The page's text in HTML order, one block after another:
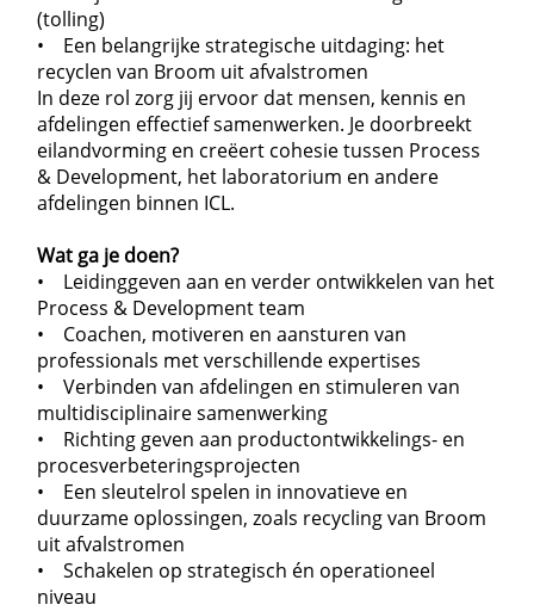
(tolling)
• Een belangrijke strategische uitdaging: het
recyclen van Broom uit afvalstromen
In deze rol zorg jij ervoor dat mensen, kennis en
afdelingen effectief samenwerken. Je doorbreekt
eilandvorming en creëert cohesie tussen Process
& Development, het laboratorium en andere
afdelingen binnen ICL.
Wat ga je doen?
• Leidinggeven aan en verder ontwikkelen van het
Process & Development team
• Coachen, motiveren en aansturen van
professionals met verschillende expertises
• Verbinden van afdelingen en stimuleren van
multidisciplinaire samenwerking
• Richting geven aan productontwikkelings- en
procesverbeteringsprojecten
• Een sleutelrol spelen in innovatieve en
duurzame oplossingen, zoals recycling van Broom
uit afvalstromen
• Schakelen op strategisch én operationeel
niveau